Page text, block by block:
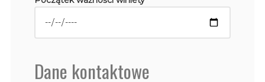
Dane kontaktowe